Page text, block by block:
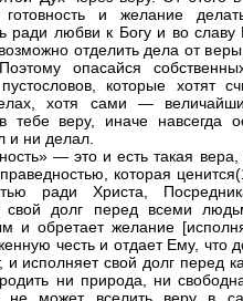
готовность и желание
ради любви к Богу и во славу
отделить дела от
опасайся
которые хотят
хотя сами —
тебе веру, иначе
и ни делал.
— это и есть такая
которая
ради Христа,
свой долг перед всеми
и обретает желание
честь и отдает Ему, что
и исполняет свой долг перед
ни природа, ни